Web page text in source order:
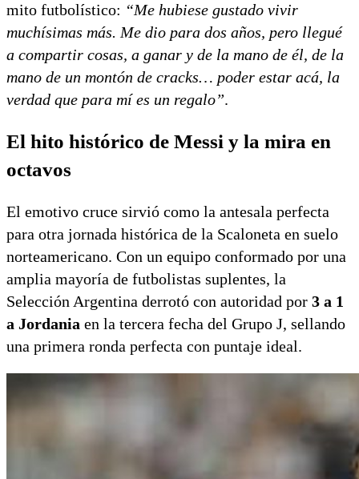
mito futbolístico: “Me hubiese gustado vivir
muchísimas más. Me dio para dos años, pero llegué
a compartir cosas, a ganar y de la mano de él, de la
mano de un montón de cracks… poder estar acá, la
verdad que para mí es un regalo”.
El hito histórico de Messi y la mira en
octavos
El emotivo cruce sirvió como la antesala perfecta
para otra jornada histórica de la Scaloneta en suelo
norteamericano. Con un equipo conformado por una
amplia mayoría de futbolistas suplentes, la
Selección Argentina derrotó con autoridad por 3 a 1
a Jordania en la tercera fecha del Grupo J, sellando
una primera ronda perfecta con puntaje ideal.